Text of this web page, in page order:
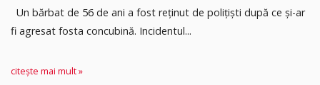
Un bărbat de 56 de ani a fost reținut de polițiști după ce și-ar
fi agresat fosta concubină. Incidentul...
citește mai mult »